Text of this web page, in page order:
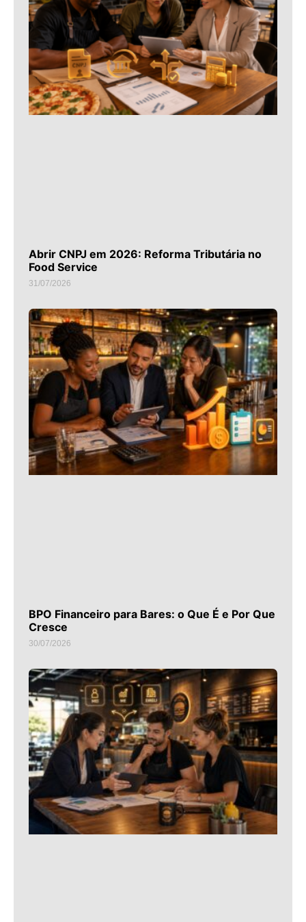
Abrir CNPJ em 2026: Reforma Tributária no
Food Service
31/07/2026
BPO Financeiro para Bares: o Que É e Por Que
Cresce
30/07/2026